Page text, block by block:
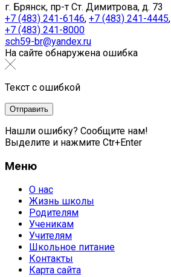
г. Брянск, пр-т Ст. Димитрова, д. 73
+7 (483) 241-6146, +7 (483) 241-4445,
+7 (483) 241-8000
sch59-br@yandex.ru
На сайте обнаружена ошибка
Текст с ошибкой
Нашли ошибку? Сообщите нам!
Выделите и нажмите Ctr+Enter
Меню
О нас
Жизнь школы
Родителям
Ученикам
Учителям
Школьное питание
Контакты
Карта сайта